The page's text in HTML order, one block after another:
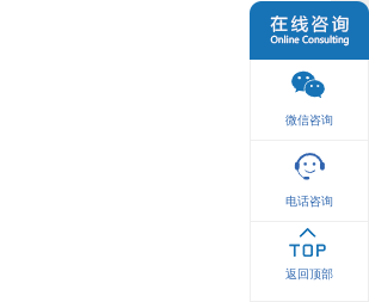
微信咨询
电话咨询
返回顶部